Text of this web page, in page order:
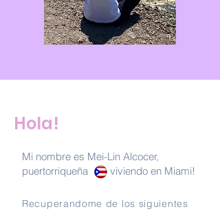
Hola!
Mi nombre es Mei-Lin Alcocer,
puertorriqueña viviendo en Miami!
Recuperandome de los siguientes